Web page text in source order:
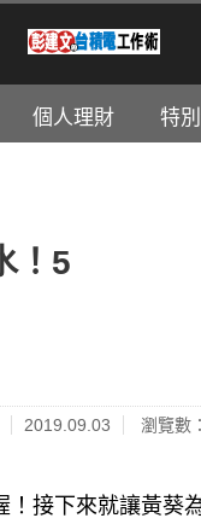
個人理財 特
！5
2019.09.03 瀏覽數
！接下來就讓黃葵